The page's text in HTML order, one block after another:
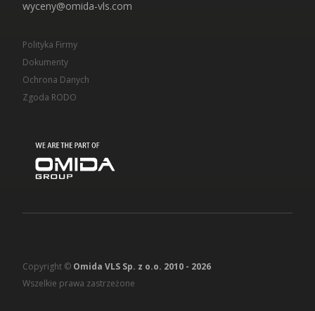
wyceny@omida-vls.com
Polityka Firmy
Dokumenty
Ochrona Danych
Zgoda RODO
Copyright © Omida VLS Sp. z o.o. 2010 - 2026
Wszelkie prawa zastrzeżone